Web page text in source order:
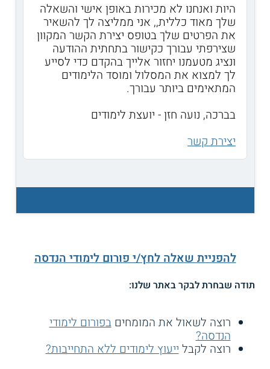
היות ואנחנו לא מכירות באופן אישי והשאלה
שלך מאוד כללית,, אני ממליצה לך להשאיר
את הפרטים שלך בטופס יצירת הקשר המקוון
שצירפתי עבורך כקישור בתחתית ההודעה
ונציג מטעמנו יחזור אלייך בהקדם כדי לסייע
לך למצוא את המסלול ומוסד הלימודים
המתאימים ביותר עבורך.
בברכה, נועה חזן - יועצת לימודים
יצירת קשר
להפניית שאלה לחץ/י פורום לימודי הנדסה
תודה שבחרת לבקר באתר שלנו:
רוצה לשאול את המומחיםבפורום לימודי
הנדסה?
רוצה לקבלייעוץ לימודים ללא התחייבות?